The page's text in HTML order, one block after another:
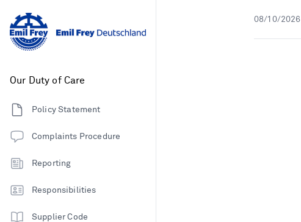
Our Duty of Care
Policy Statement
Complaints Procedure
Reporting
Responsibilities
Supplier Code
08/10/2026